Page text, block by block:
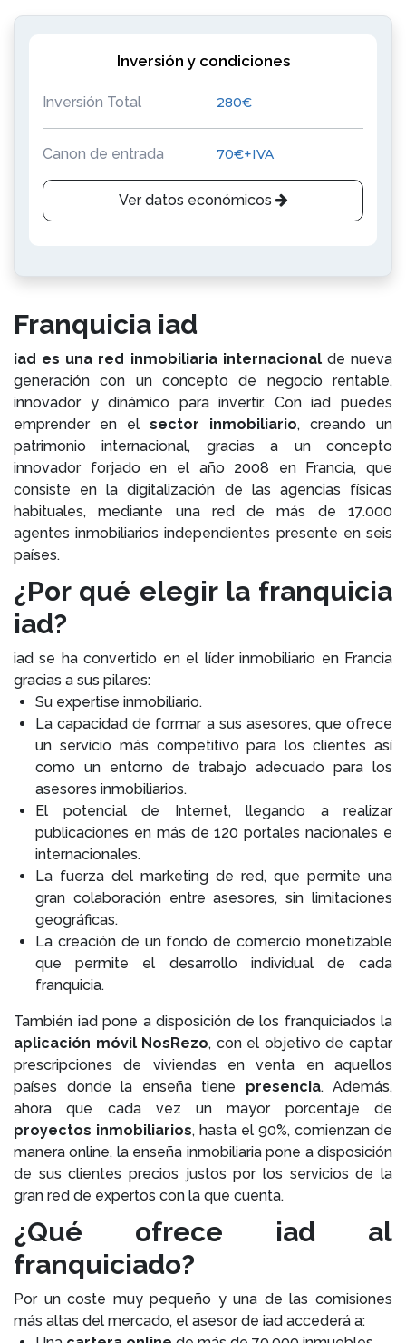
Inversión y condiciones
Inversión Total 280€
Canon de entrada 70€+IVA
Ver datos económicos
Franquicia iad
iad es una red inmobiliaria internacional de nueva
generación con un concepto de negocio rentable,
innovador y dinámico para invertir. Con iad puedes
emprender en el sector inmobiliario, creando un
patrimonio internacional, gracias a un concepto
innovador forjado en el año 2008 en Francia, que
consiste en la digitalización de las agencias físicas
habituales, mediante una red de más de 17.000
agentes inmobiliarios independientes presente en seis
países.
¿Por qué elegir la franquicia
iad?
iad se ha convertido en el líder inmobiliario en Francia
gracias a sus pilares:
Su expertise inmobiliario.
La capacidad de formar a sus asesores, que ofrece
un servicio más competitivo para los clientes así
como un entorno de trabajo adecuado para los
asesores inmobiliarios.
El potencial de Internet, llegando a realizar
publicaciones en más de 120 portales nacionales e
internacionales.
La fuerza del marketing de red, que permite una
gran colaboración entre asesores, sin limitaciones
geográficas.
La creación de un fondo de comercio monetizable
que permite el desarrollo individual de cada
franquicia.
También iad pone a disposición de los franquiciados la
aplicación móvil NosRezo, con el objetivo de captar
prescripciones de viviendas en venta en aquellos
países donde la enseña tiene presencia. Además,
ahora que cada vez un mayor porcentaje de
proyectos inmobiliarios, hasta el 90%, comienzan de
manera online, la enseña inmobiliaria pone a disposición
de sus clientes precios justos por los servicios de la
gran red de expertos con la que cuenta.
¿Qué ofrece iad al
franquiciado?
Por un coste muy pequeño y una de las comisiones
más altas del mercado, el asesor de iad accederá a: